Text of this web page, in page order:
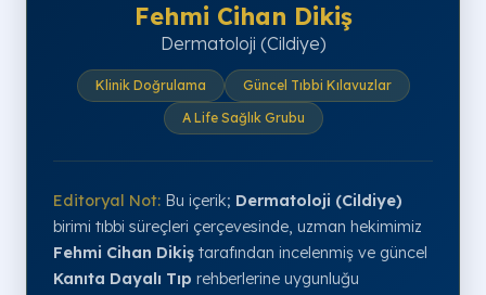
Fehmi Cihan Dikiş
Dermatoloji (Cildiye)
Klinik Doğrulama
Güncel Tıbbi Kılavuzlar
A Life Sağlık Grubu
Editoryal Not: Bu içerik; Dermatoloji (Cildiye)
birimi tıbbi süreçleri çerçevesinde, uzman hekimimiz
Fehmi Cihan Dikiş tarafından incelenmiş ve güncel
Kanıta Dayalı Tıp rehberlerine uygunluğu